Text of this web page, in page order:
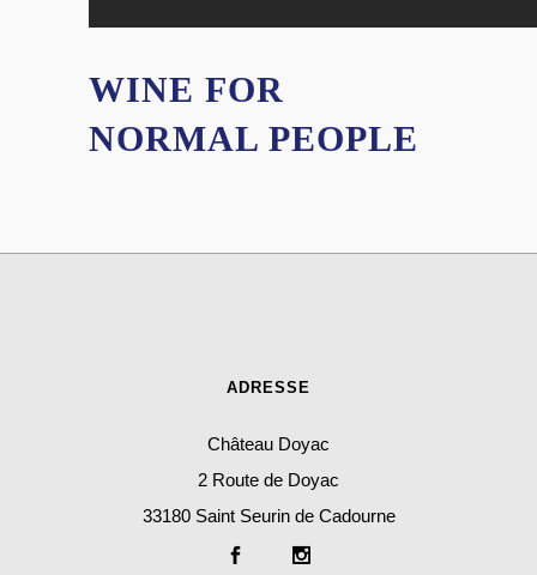
WINE FOR
NORMAL PEOPLE
ADRESSE
Château Doyac
2 Route de Doyac
33180 Saint Seurin de Cadourne